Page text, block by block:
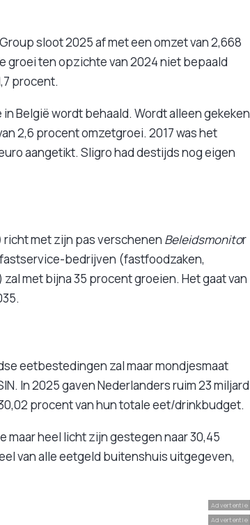
sloot 2025 af met een omzet van 2,668
groei ten opzichte van 2024 niet bepaald
procent.
België wordt behaald. Wordt alleen gekeken
2,6 procent omzetgroei. 2017 was het
aangetikt. Sligro had destijds nog eigen
richt met zijn pas verschenen Beleidsmonitor
bedrijven (fastfoodzaken,
met bijna 35 procent groeien. Het gaat van
eetbestedingen zal maar mondjesmaat
In 2025 gaven Nederlanders ruim 23 miljard
procent van hun totale eet/drinkbudget.
maar heel licht zijn gestegen naar 30,45
van alle eetgeld buitenshuis uitgegeven,
Advertentie
Advertentie